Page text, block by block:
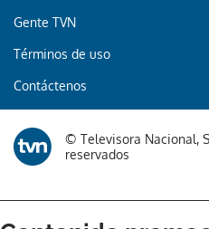
Gente TVN
Términos de uso
Contáctenos
© Televisora Nacional,
reservados